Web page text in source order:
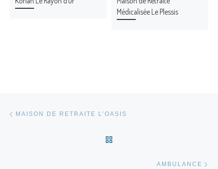
Médicalisée Le Plessis
MAISON DE RETRAITE L’OASIS
AMBULANCE